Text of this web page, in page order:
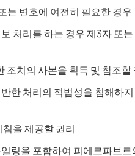
는 변호에 여전히 필요한 경우
처리를 하는 경우 제3자 또
치의 사본을 획득 및 참조할
한 처리의 적법성을 침해하
을 제공할 권리
링을 포함하여 피에르파브